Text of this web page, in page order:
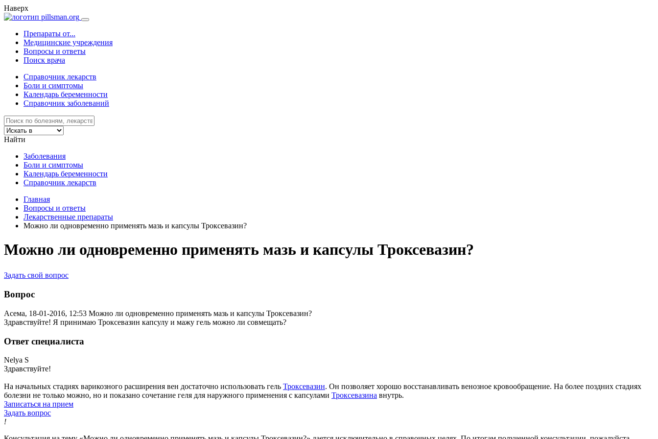
Наверх
Препараты от...
Медицинские учреждения
Вопросы и ответы
Поиск врача
Справочник лекарств
Боли и симптомы
Календарь беременности
Справочник заболеваний
Найти
Заболевания
Боли и симптомы
Календарь беременности
Справочник лекарств
Главная
Вопросы и ответы
Лекарственные препараты
Можно ли одновременно применять мазь и капсулы Троксевазин?
Можно ли одновременно применять мазь и капсулы Троксевазин?
Задать свой вопрос
Вопрос
Асема, 18-01-2016, 12:53 Можно ли одновременно применять мазь и капсулы Троксевазин?
Здравствуйте! Я принимаю Троксевазин капсулу и мажу гель можно ли совмещать?
Ответ специалиста
Nelya S
Здравствуйте!
На начальных стадиях варикозного расширения вен достаточно использовать гель Троксевазин. Он позволяет хорошо восстанавливать венозное кровообращение. На более поздних стадиях
болезни не только можно, но и показано сочетание геля для наружного применения с капсулами Троксевазина внутрь.
Записаться на прием
Задать вопрос
!